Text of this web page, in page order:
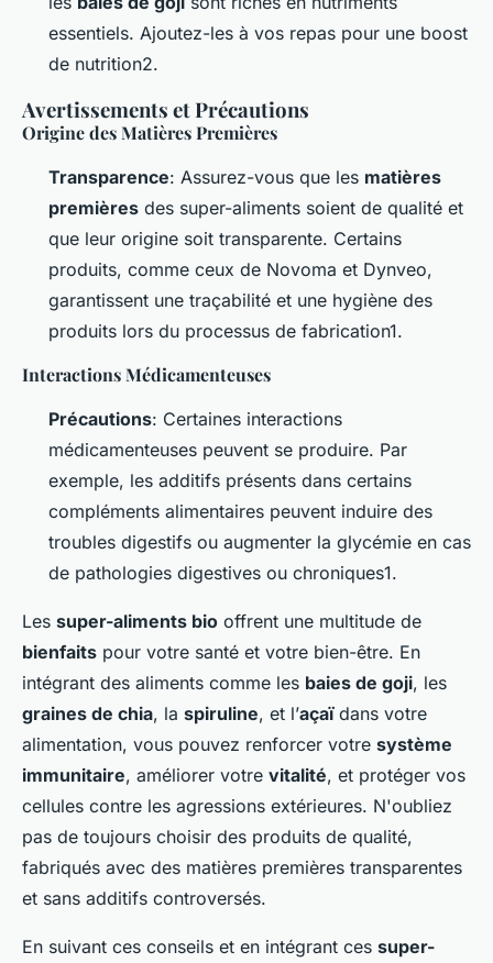
essentiels. Ajoutez-les à vos repas pour une boost
de nutrition2.
Avertissements et Précautions
Origine des Matières Premières
Transparence: Assurez-vous que les matières
premières des super-aliments soient de qualité et
que leur origine soit transparente. Certains
produits, comme ceux de Novoma et Dynveo,
garantissent une traçabilité et une hygiène des
produits lors du processus de fabrication1.
Interactions Médicamenteuses
Précautions: Certaines interactions
médicamenteuses peuvent se produire. Par
exemple, les additifs présents dans certains
compléments alimentaires peuvent induire des
troubles digestifs ou augmenter la glycémie en cas
de pathologies digestives ou chroniques1.
Les super-aliments bio offrent une multitude de
bienfaits pour votre santé et votre bien-être. En
intégrant des aliments comme les baies de goji, les
graines de chia, la spiruline, et l’açaïdans votre
alimentation, vous pouvez renforcer votre système
immunitaire, améliorer votre vitalité, et protéger vos
cellules contre les agressions extérieures. N'oubliez
pas de toujours choisir des produits de qualité,
fabriqués avec des matières premières transparentes
et sans additifs controversés.
En suivant ces conseils et en intégrant ces super-